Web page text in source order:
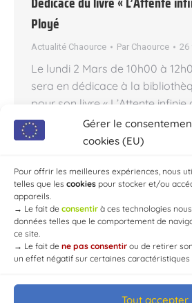
Gérer le
cookies (EU)
Pour offrir les meilleures expériences, nous
telles que les cookies pour stocker et/ou
appareils.
→ Le fait de consentir à ces technologies
données telles que le comportement de
ce site.
→ Le fait de ne pas consentir ou de retirer
un effet négatif sur certaines caractéristiques
Tout accepter
Ployé
Actualité Chaource Par Chaource 26
Le lundi 2 Mars de 10h00 à
sera en dédicace à la
pour son livre « L’Attente infinie
« Juillet 1940. Au cœur de la
Maurice est arraché aux siens
des milliers de kilomètres de